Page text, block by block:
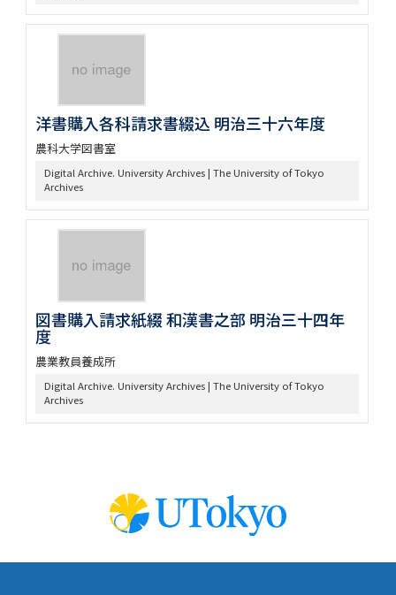
洋書購入各科請求書綴込 明治三十六年度
農科大学図書室
Digital Archive. University Archives | The University of Tokyo
Archives
図書購入請求紙綴 和漢書之部 明治三十四年
度
農業教員養成所
Digital Archive. University Archives | The University of Tokyo
Archives